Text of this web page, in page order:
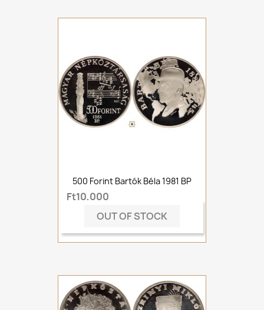
500 Forint Bartók Béla 1981 BP
Ft10,000
OUT OF STOCK